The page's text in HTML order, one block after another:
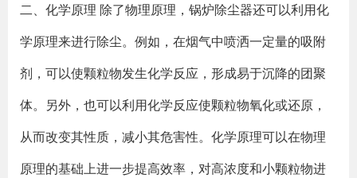
二、化学原理 除了物理原理，锅炉除尘器还可以利用化
学原理来进行除尘。例如，在烟气中喷洒一定量的吸附
剂，可以使颗粒物发生化学反应，形成易于沉降的团聚
体。另外，也可以利用化学反应使颗粒物氧化或还原，
从而改变其性质，减小其危害性。化学原理可以在物理
原理的基础上进一步提高效率，对高浓度和小颗粒物进